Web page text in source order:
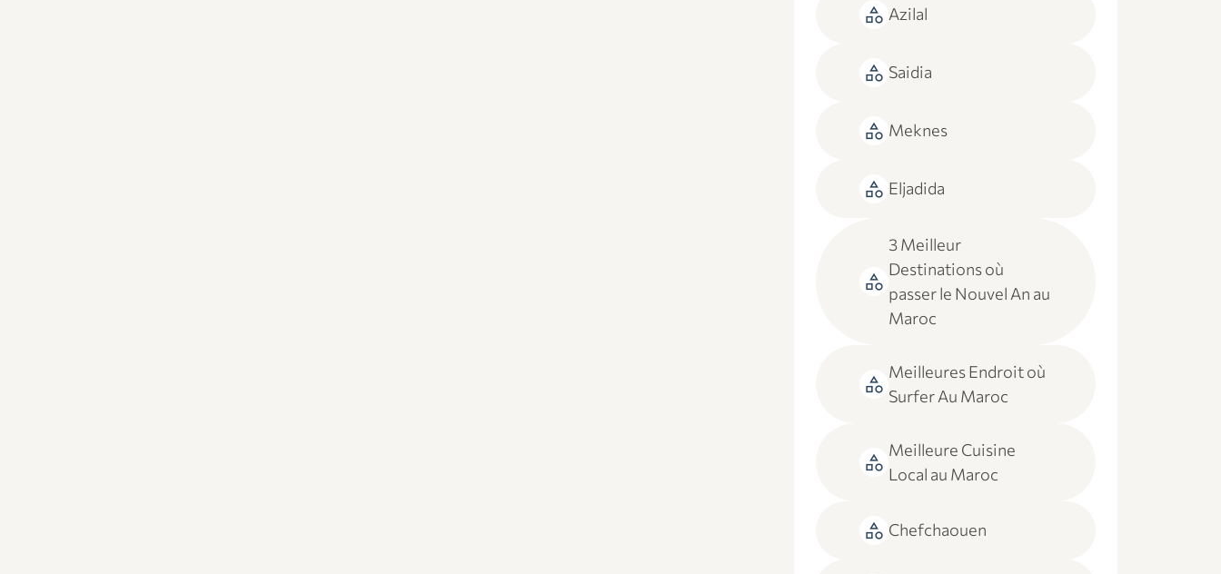
category Azilal
category Saidia
category Meknes
category Eljadida
category
3 Meilleur
Destinations où
passer le Nouvel An au
Maroc
category Meilleures Endroit où
Surfer Au Maroc
category Meilleure Cuisine
Local au Maroc
category Chefchaouen